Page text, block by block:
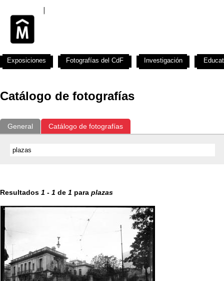
Catálogo de fotografías
General Catálogo de fotografías
Resultados 1 - 1 de 1 para plazas
Exposiciones Fotografías del CdF Investigación